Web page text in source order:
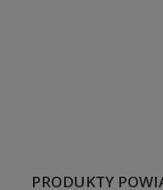
PRODUKTY